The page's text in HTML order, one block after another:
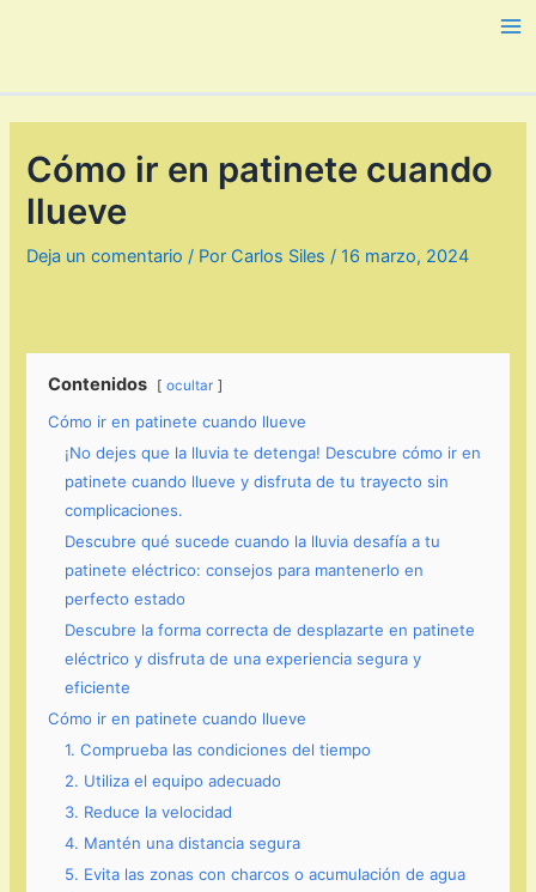
Cómo ir en patinete cuando
llueve
Deja un comentario / Por Carlos Siles/16 marzo, 2024
Contenidos ocultar
Cómo ir en patinete cuando llueve
¡No dejes que la lluvia te detenga! Descubre cómo ir en
patinete cuando llueve y disfruta de tu trayecto sin
complicaciones.
Descubre qué sucede cuando la lluvia desafía a tu
patinete eléctrico: consejos para mantenerlo en
perfecto estado
Descubre la forma correcta de desplazarte en patinete
eléctrico y disfruta de una experiencia segura y
eficiente
Cómo ir en patinete cuando llueve
1. Comprueba las condiciones del tiempo
2. Utiliza el equipo adecuado
3. Reduce la velocidad
4. Mantén una distancia segura
5. Evita las zonas con charcos o acumulación de agua